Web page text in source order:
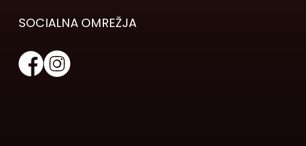
SOCIALNA OMREŽJA